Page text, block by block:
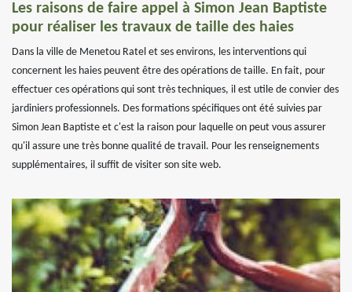
Les raisons de faire appel à Simon Jean Baptiste
pour réaliser les travaux de taille des haies
Dans la ville de Menetou Ratel et ses environs, les interventions qui
concernent les haies peuvent être des opérations de taille. En fait, pour
effectuer ces opérations qui sont très techniques, il est utile de convier des
jardiniers professionnels. Des formations spécifiques ont été suivies par
Simon Jean Baptiste et c'est la raison pour laquelle on peut vous assurer
qu'il assure une très bonne qualité de travail. Pour les renseignements
supplémentaires, il suffit de visiter son site web.